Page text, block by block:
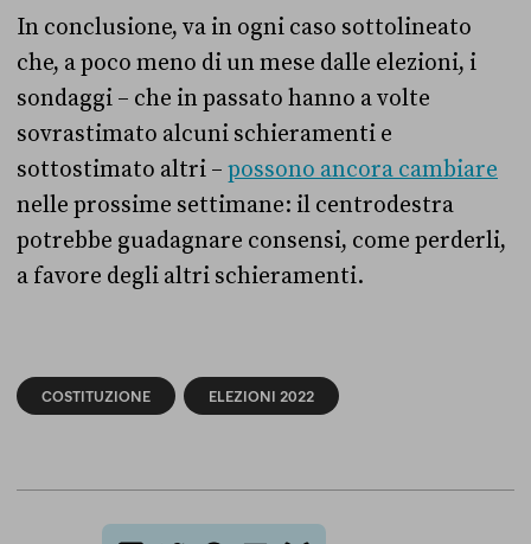
In conclusione, va in ogni caso sottolineato
che, a poco meno di un mese dalle elezioni, i
sondaggi – che in passato hanno a volte
sovrastimato alcuni schieramenti e
sottostimato altri – possono ancora cambiare
nelle prossime settimane: il centrodestra
potrebbe guadagnare consensi, come perderli,
a favore degli altri schieramenti.
COSTITUZIONE ELEZIONI 2022